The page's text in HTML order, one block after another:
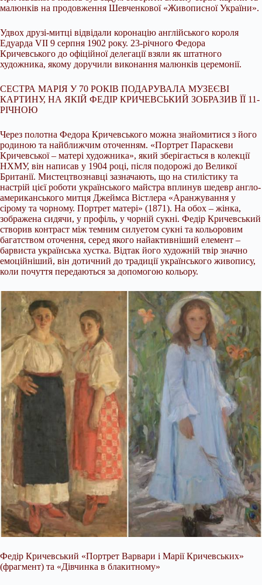
малюнків на продовження Шевченкової «Живописної України».
Удвох друзі-митці відвідали коронацію англійського короля
Едуарда VII 9 серпня 1902 року. 23-річного Федора
Кричевського до офіційної делегації взяли як штатного
художника, якому доручили виконання малюнків церемонії.
СЕСТРА МАРІЯ У 70 РОКІВ ПОДАРУВАЛА МУЗЕЄВІ
КАРТИНУ, НА ЯКІЙ ФЕДІР КРИЧЕВСЬКИЙ ЗОБРАЗИВ ЇЇ 11-
РІЧНОЮ
Через полотна Федора Кричевського можна знайомитися з його
родиною та найближчим оточенням. «Портрет Параскеви
Кричевської – матері художника», який зберігається в колекції
НХМУ, він написав у 1904 році, після подорожі до Великої
Британії. Мистецтвознавці зазначають, що на стилістику та
настрій цієї роботи українського майстра вплинув шедевр англо-
американського митця Джеймса Вістлера «Аранжування у
сірому та чорному. Портрет матері» (1871). На обох – жінка,
зображена сидячи, у профіль, у чорній сукні. Федір Кричевський
створив контраст між темним силуетом сукні та кольоровим
багатством оточення, серед якого найактивніший елемент –
барвиста українська хустка. Відтак його художній твір значно
емоційніший, він дотичний до традиції українського живопису,
коли почуття передаються за допомогою кольору.
Федір Кричевський «Портрет Варвари і Марії Кричевських»
(фрагмент) та «Дівчинка в блакитному»